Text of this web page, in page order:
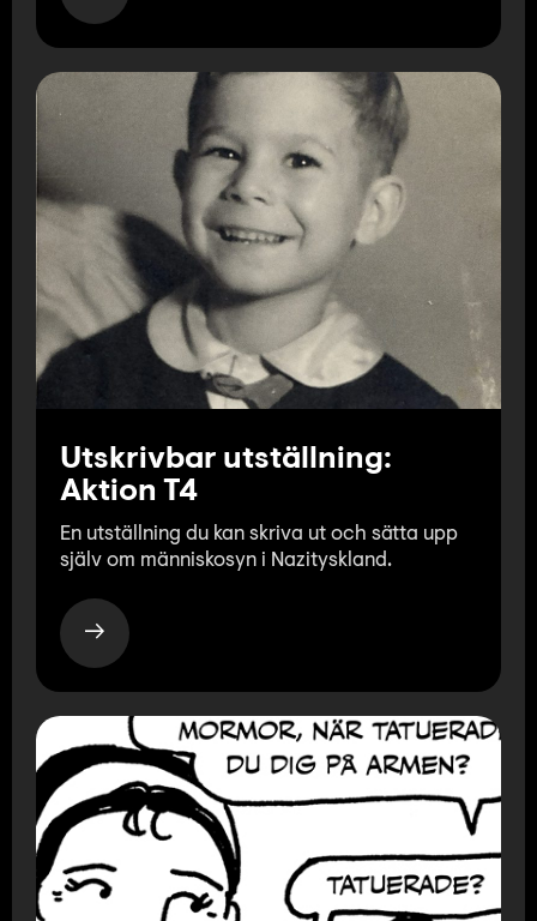
Utskrivbar utställning:
Aktion T4
En utställning du kan skriva ut och sätta upp
själv om människosyn i Nazityskland.